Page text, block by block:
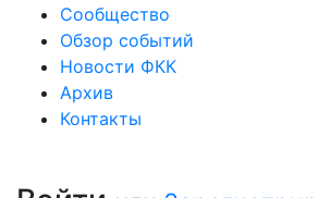
Сообщество
Обзор событий
Новости ФКК
Архив
Контакты